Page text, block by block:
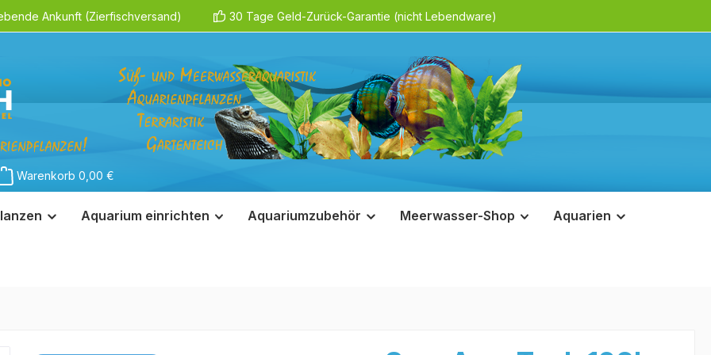
Ankunft (Zierfischversand) 30 Tage Geld-Zurück-Garantie (nicht Lebendware)
Warenkorb 0,00 €
Aquarium einrichten Aquariumzubehör Meerwasser-Shop Aquarien